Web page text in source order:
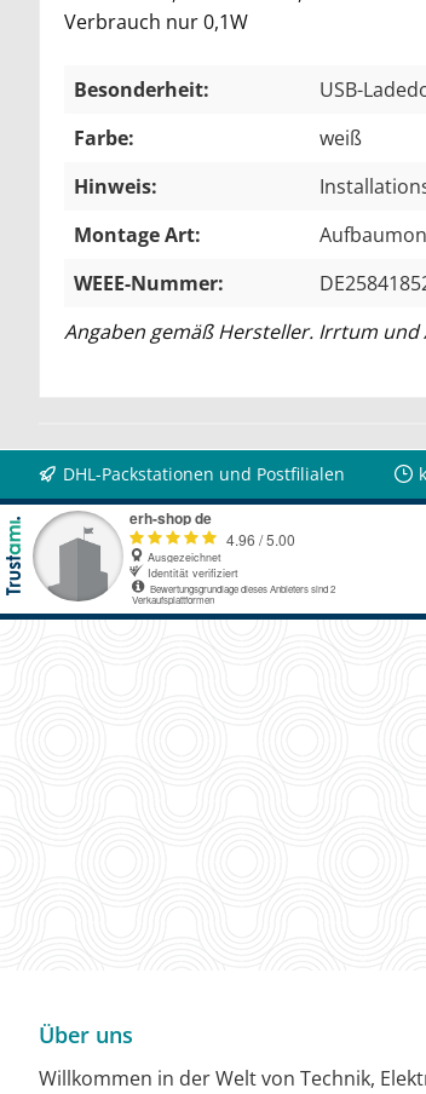
Verbrauch nur 0,1W
Besonderheit: USB-
Farbe:
weiß
Hinweis:
Montage Art:
WEEE-Nummer:
Angaben gemäß Hersteller. Irrtum
DHL-Packstationen und Postfilialen
Über uns
Willkommen in der Welt von Technik,